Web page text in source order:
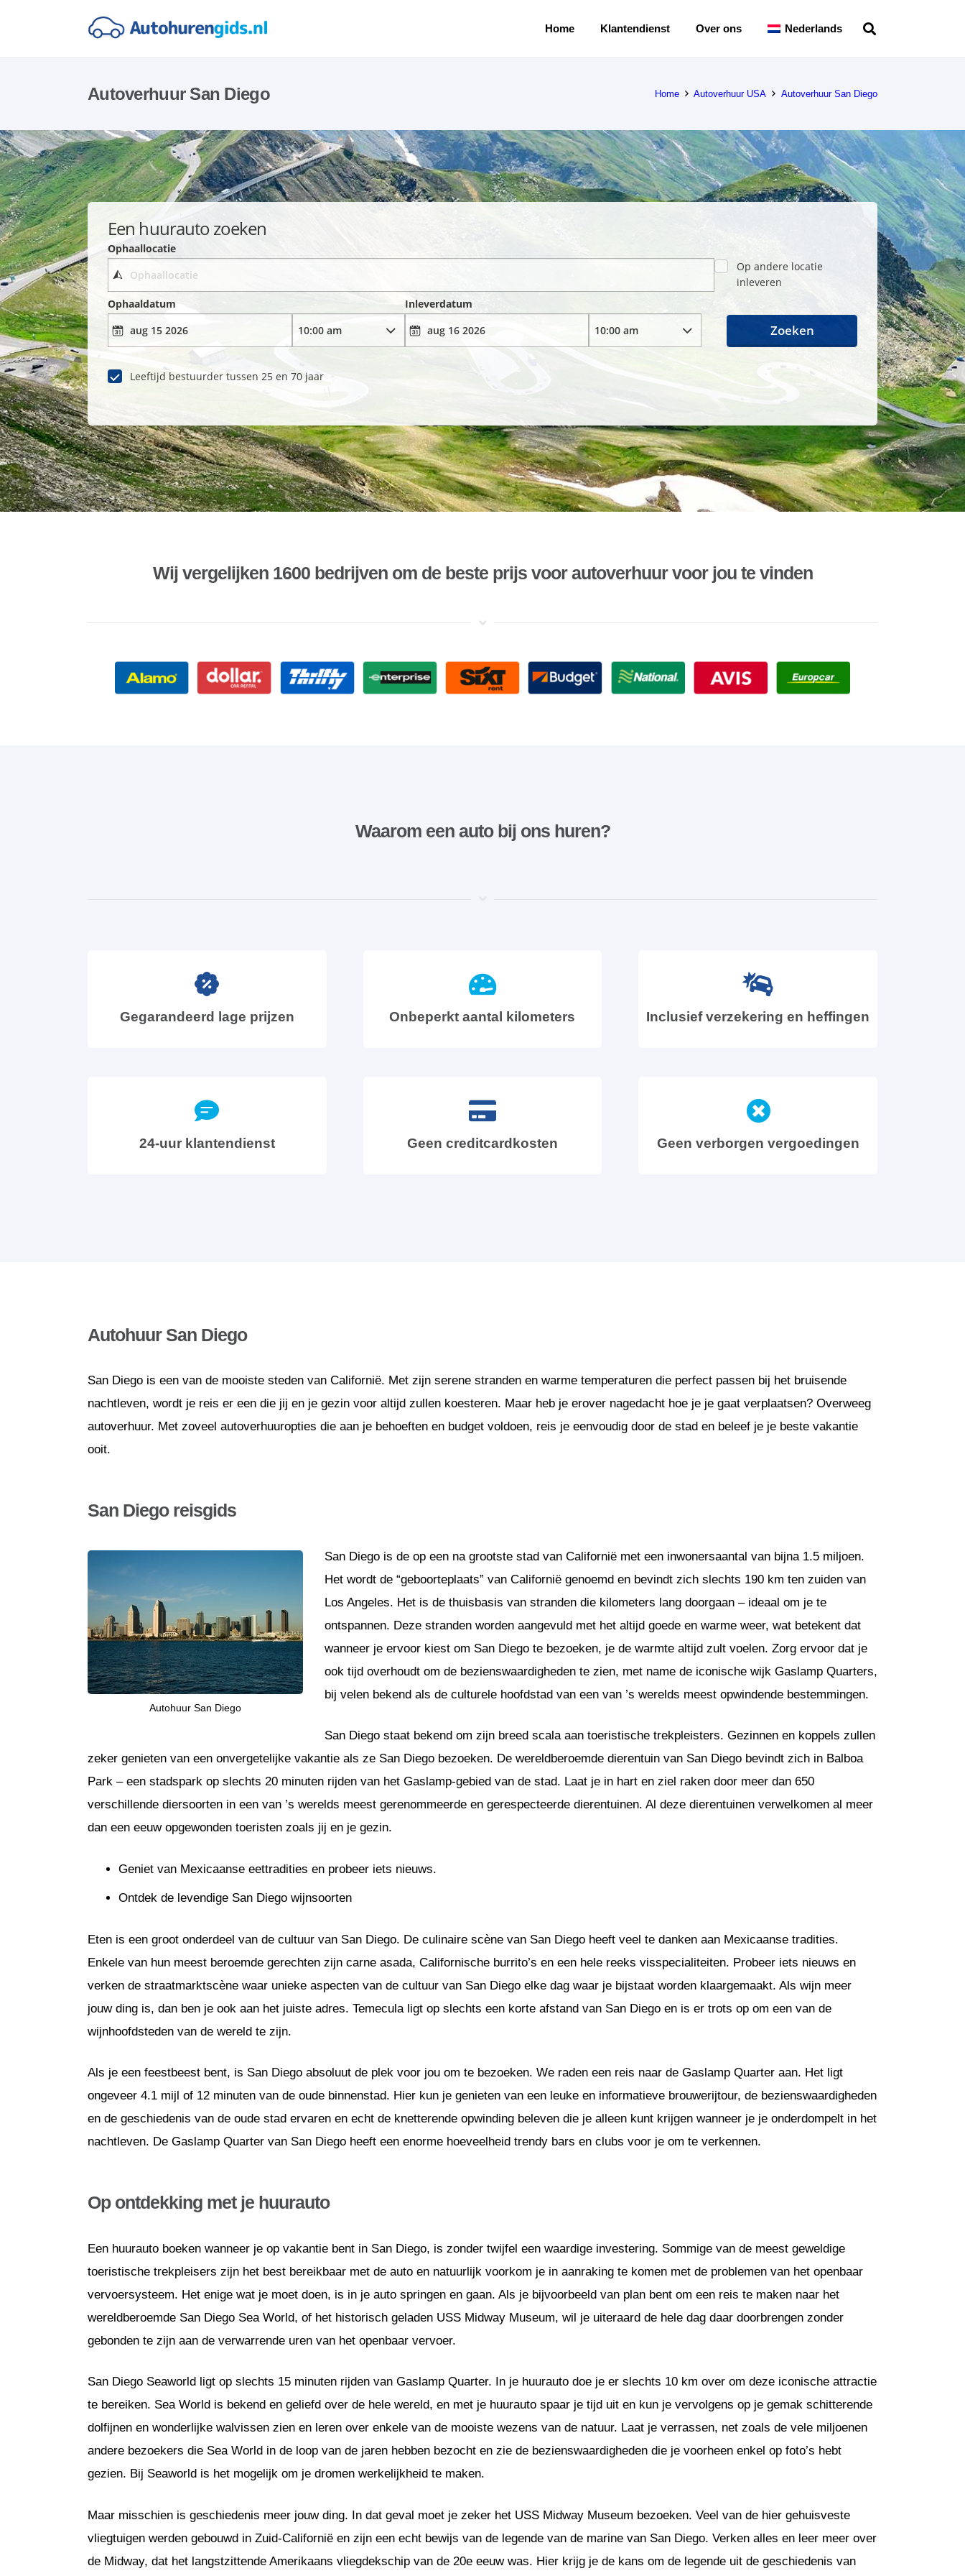
Home Klantendienst Over ons Nederlands
Autoverhuur San Diego Home Autoverhuur USA Autoverhuur San Diego
Een huurauto zoeken
Ophaallocatie
Op andere locatie
inleveren
Ophaaldatum
Inleverdatum
Leeftijd bestuurder tussen 25 en 70 jaar
Zoeken
Wij vergelijken 1600 bedrijven om de beste prijs voor autoverhuur voor jou te vinden
Waarom een ​​auto bij ons huren?
Gegarandeerd lage prijzen Onbeperkt aantal kilometers Inclusief verzekering en heffingen
24-uur klantendienst Geen creditcardkosten Geen verborgen vergoedingen
Autohuur San Diego
San Diego is een van de mooiste steden van Californië. Met zijn serene stranden en warme temperaturen die perfect passen bij het bruisende
nachtleven, wordt je reis er een die jij en je gezin voor altijd zullen koesteren. Maar heb je erover nagedacht hoe je je gaat verplaatsen? Overweeg
autoverhuur. Met zoveel autoverhuuropties die aan je behoeften en budget voldoen, reis je eenvoudig door de stad en beleef je je beste vakantie
ooit.
San Diego reisgids
Autohuur San Diego
San Diego is de op een na grootste stad van Californië met een inwonersaantal van bijna 1.5 miljoen.
Het wordt de “geboorteplaats” van Californië genoemd en bevindt zich slechts 190 km ten zuiden van
Los Angeles. Het is de thuisbasis van stranden die kilometers lang doorgaan – ideaal om je te
ontspannen. Deze stranden worden aangevuld met het altijd goede en warme weer, wat betekent dat
wanneer je ervoor kiest om San Diego te bezoeken, je de warmte altijd zult voelen. Zorg ervoor dat je
ook tijd overhoudt om de bezienswaardigheden te zien, met name de iconische wijk Gaslamp Quarters,
bij velen bekend als de culturele hoofdstad van een van ’s werelds meest opwindende bestemmingen.
San Diego staat bekend om zijn breed scala aan toeristische trekpleisters. Gezinnen en koppels zullen
zeker genieten van een onvergetelijke vakantie als ze San Diego bezoeken. De wereldberoemde dierentuin van San Diego bevindt zich in Balboa
Park – een stadspark op slechts 20 minuten rijden van het Gaslamp-gebied van de stad. Laat je in hart en ziel raken door meer dan 650
verschillende diersoorten in een van ’s werelds meest gerenommeerde en gerespecteerde dierentuinen. Al deze dierentuinen verwelkomen al meer
dan een eeuw opgewonden toeristen zoals jij en je gezin.
Geniet van Mexicaanse eettradities en probeer iets nieuws.
Ontdek de levendige San Diego wijnsoorten
Eten is een groot onderdeel van de cultuur van San Diego. De culinaire scène van San Diego heeft veel te danken aan Mexicaanse tradities.
Enkele van hun meest beroemde gerechten zijn carne asada, Californische burrito’s en een hele reeks visspecialiteiten. Probeer iets nieuws en
verken de straatmarktscène waar unieke aspecten van de cultuur van San Diego elke dag waar je bijstaat worden klaargemaakt. Als wijn meer
jouw ding is, dan ben je ook aan het juiste adres. Temecula ligt op slechts een korte afstand van San Diego en is er trots op om een van de
wijnhoofdsteden van de wereld te zijn.
Als je een feestbeest bent, is San Diego absoluut de plek voor jou om te bezoeken. We raden een reis naar de Gaslamp Quarter aan. Het ligt
ongeveer 4.1 mijl of 12 minuten van de oude binnenstad. Hier kun je genieten van een leuke en informatieve brouwerijtour, de bezienswaardigheden
en de geschiedenis van de oude stad ervaren en echt de knetterende opwinding beleven die je alleen kunt krijgen wanneer je je onderdompelt in het
nachtleven. De Gaslamp Quarter van San Diego heeft een enorme hoeveelheid trendy bars en clubs voor je om te verkennen.
Op ontdekking met je huurauto
Een huurauto boeken wanneer je op vakantie bent in San Diego, is zonder twijfel een waardige investering. Sommige van de meest geweldige
toeristische trekpleisers zijn het best bereikbaar met de auto en natuurlijk voorkom je in aanraking te komen met de problemen van het openbaar
vervoersysteem. Het enige wat je moet doen, is in je auto springen en gaan. Als je bijvoorbeeld van plan bent om een ​​reis te maken naar het
wereldberoemde San Diego Sea World, of het historisch geladen USS Midway Museum, wil je uiteraard de hele dag daar doorbrengen zonder
gebonden te zijn aan de verwarrende uren van het openbaar vervoer.
San Diego Seaworld ligt op slechts 15 minuten rijden van Gaslamp Quarter. In je huurauto doe je er slechts 10 km over om deze iconische attractie
te bereiken. Sea World is bekend en geliefd over de hele wereld, en met je huurauto spaar je tijd uit en kun je vervolgens op je gemak schitterende
dolfijnen en wonderlijke walvissen zien en leren over enkele van de mooiste wezens van de natuur. Laat je verrassen, net zoals de vele miljoenen
andere bezoekers die Sea World in de loop van de jaren hebben bezocht en zie de bezienswaardigheden die je voorheen enkel op foto’s hebt
gezien. Bij Seaworld is het mogelijk om je dromen werkelijkheid te maken.
Maar misschien is geschiedenis meer jouw ding. In dat geval moet je zeker het USS Midway Museum bezoeken. Veel van de hier gehuisveste
vliegtuigen werden gebouwd in Zuid-Californië en zijn een echt bewijs van de legende van de marine van San Diego. Verken alles en leer meer over
de Midway, dat het langstzittende Amerikaans vliegdekschip van de 20e eeuw was. Hier krijg je de kans om de legende uit de geschiedenis van